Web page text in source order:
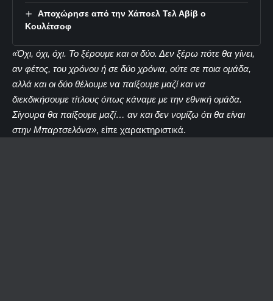
Αποχώρησε από την Χάποελ Τελ Αβίβ ο
Κουλέτσοφ
«Όχι, όχι, όχι. Το ξέρουμε και οι δύο. Δεν ξέρω πότε θα γίνει,
αν φέτος, του χρόνου ή σε δύο χρόνια, ούτε σε ποια ομάδα,
αλλά και οι δύο θέλουμε να παίξουμε μαζί και να
διεκδικήσουμε τίτλους όπως κάναμε με την εθνική ομάδα.
Σίγουρα θα παίξουμε μαζί… αν και δεν νομίζω ότι θα είναι
στην Μπαρτσελόνα», είπε χαρακτηριστικά.